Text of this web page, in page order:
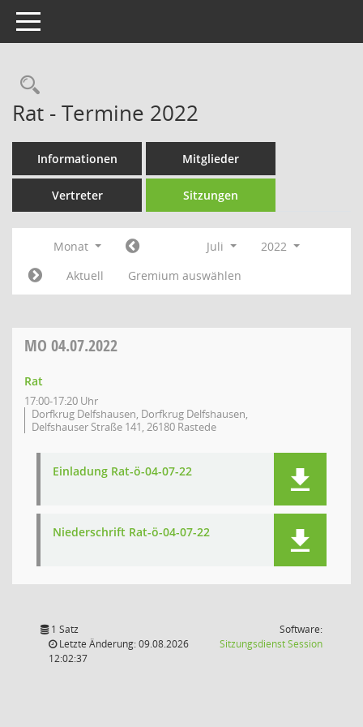
Toggle navigation
Rechercheauswahl
Rat - Termine 2022
Informationen Mitglieder
Vertreter Sitzungen
Monat Juli
2022
Aktuell
Gremium auswählen
MO 04.07.2022
Rat
17:00-17:20 Uhr
Dorfkrug Delfshausen, Dorfkrug Delfshausen,
Delfshauser Straße 141, 26180 Rastede
Einladung Rat-ö-04-07-22
Niederschrift Rat-ö-04-07-22
1 Satz
Letzte Änderung: 09.08.2026
12:02:37
Software:
SitzungsdienstSession(Wird in